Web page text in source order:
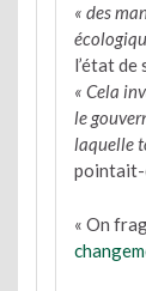
« des
l’état
« Cela
le
laquelle
« On